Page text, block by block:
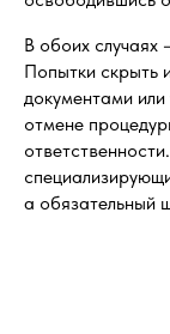
В обоих случаях
Попытки скрыть
документами или
отмене
а обязательный